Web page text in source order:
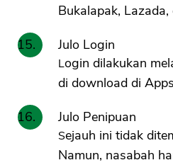
Bukalapak,
Julo Login
Login dilakukan melalui aplikasi resmi yang
di download di
Julo Penipuan
Sejauh ini tidak ditemukan penipuan di Julo.
Namun, nasabah